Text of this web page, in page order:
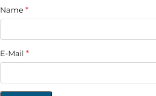
Name *
E-Mail *